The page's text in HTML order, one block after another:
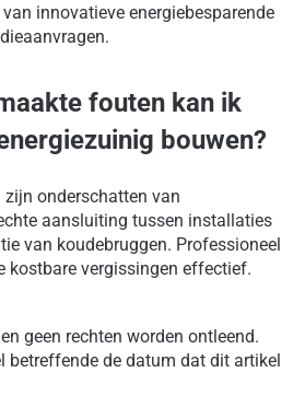
innovatieve energiebesparende
fouten kan ik
bouwen?
onderschatten van
aansluiting tussen installaties
van koudebruggen. Professioneel
kostbare vergissingen effectief.
geen rechten worden ontleend.
betreffende de datum dat dit artikel